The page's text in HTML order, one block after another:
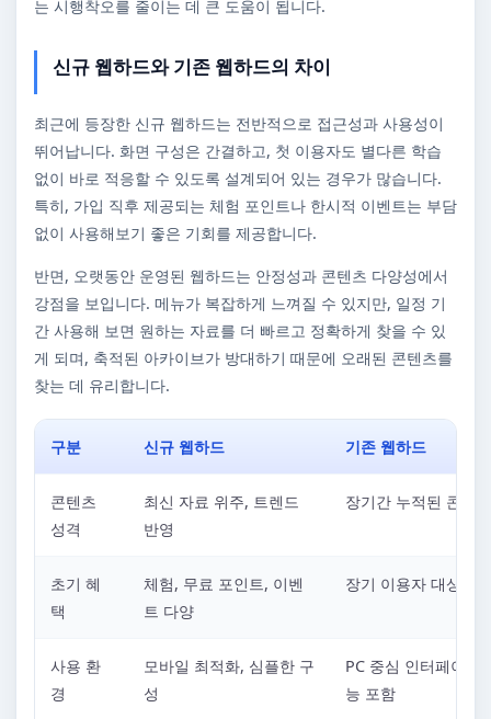
는 시행착오를 줄이는 데 큰 도움이 됩니다.
신규 웹하드와 기존 웹하드의 차이
최근에 등장한 신규 웹하드는 전반적으로 접근성과 사용성이
뛰어납니다. 화면 구성은 간결하고, 첫 이용자도 별다른 학습
없이 바로 적응할 수 있도록 설계되어 있는 경우가 많습니다.
특히, 가입 직후 제공되는 체험 포인트나 한시적 이벤트는 부담
없이 사용해보기 좋은 기회를 제공합니다.
반면, 오랫동안 운영된 웹하드는 안정성과 콘텐츠 다양성에서
강점을 보입니다. 메뉴가 복잡하게 느껴질 수 있지만, 일정 기
간 사용해 보면 원하는 자료를 더 빠르고 정확하게 찾을 수 있
게 되며, 축적된 아카이브가 방대하기 때문에 오래된 콘텐츠를
찾는 데 유리합니다.
구분 신규 웹하드 기존 웹하드
콘텐츠
성격
최신 자료 위주, 트렌드
반영
장기간 누적된 콘텐
초기 혜
택
체험, 무료 포인트, 이벤
트 다양
장기 이용자 대상 혜
사용 환
경
모바일 최적화, 심플한 구
성
PC 중심 인터페이스,
능 포함